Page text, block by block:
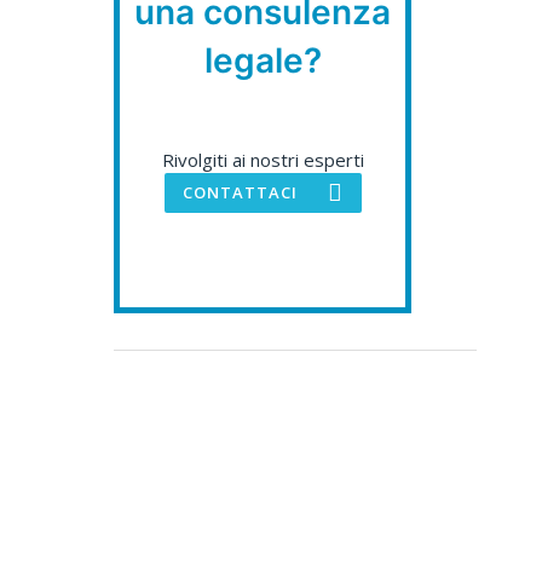
una consulenza
legale?
Rivolgiti ai nostri esperti
CONTATTACI